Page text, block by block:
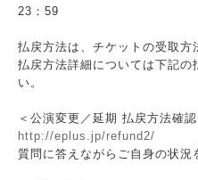
23：59
払戻方法は、チケットの受取方
払戻方法詳細については下記の
い。
＜公演変更／延期 払戻方法確
http://eplus.jp/refund2/
質問に答えながらご自身の状況